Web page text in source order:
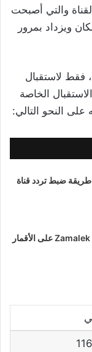
والتي أصبحت
ويزداد بمرور
فقط لاستقبال
الخاصة
طريقة ضبط تردد قناة
تردد قناة الزمالك 2025 Zamalek TV على الأقمار